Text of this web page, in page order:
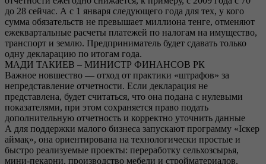
до 28 сейчас. А с 1 января следующего года для тех, у кого
сумма обязательств не превышает миллиона тенге, отменяют
ежеквартальные расчеты платежей по налогам на имущество,
транспорт и землю. Предприниматель будет сдавать только
одну декларацию по итогам года.
МАДИ ТАКИЕВ – МИНИСТР ФИНАНСОВ РК
Важное новшество — отход от практики «штрафов» за
непредставление отчетности. Если декларация не
представлена, будет считаться, что она подана с нулевыми
показателями, при этом сохраняется право подать
дополнительную отчетность и корректно уточнить данные
А для поддержки малого бизнеса запускают программу «Іскер
аймақ», она ориентирована на технологически простые и
быстро реализуемые проекты: переработку сельхозсырья,
мини-пекарни, производство мебели и стройматериалов.